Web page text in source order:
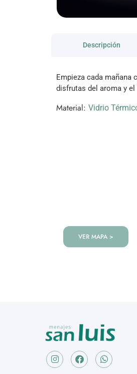
Descripción
Empieza cada mañana
disfrutas del aroma y el
Material: Vidrio
VER MAPA >